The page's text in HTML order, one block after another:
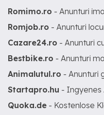
Romimo.ro - Anunturi
Romjob.ro - Anunturi
Cazare24.ro - Anunturi
Bestbike.ro - Anunturi
Animalutul.ro - Anunturi
Startapro.hu - Ingyenes
Quoka.de - Kostenlose